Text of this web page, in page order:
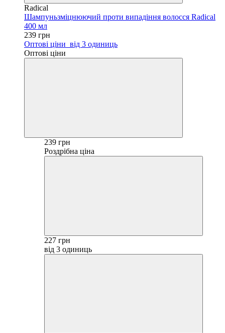
Radical
Шампуньзміцнюючий проти випадіння волосся Radical
400 мл
239 грн
Оптові ціни від 3 одиниць
Оптові ціни
239 грн
Роздрібна ціна
227 грн
від 3 одиниць